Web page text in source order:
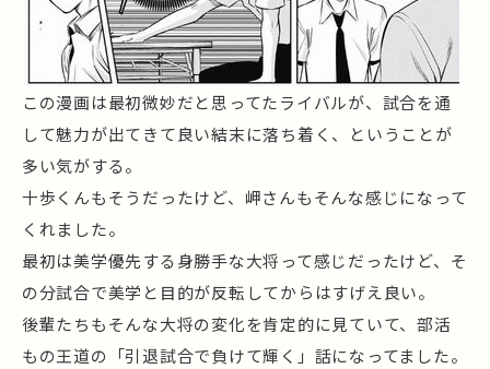
この漫画は最初微妙だと思ってたライバルが、試合を通
して魅力が出てきて良い結末に落ち着く、ということが
多い気がする。
十歩くんもそうだったけど、岬さんもそんな感じになって
くれました。
最初は美学優先する身勝手な大将って感じだったけど、そ
の分試合で美学と目的が反転してからはすげえ良い。
後輩たちもそんな大将の変化を肯定的に見ていて、部活
もの王道の「引退試合で負けて輝く」話になってました。